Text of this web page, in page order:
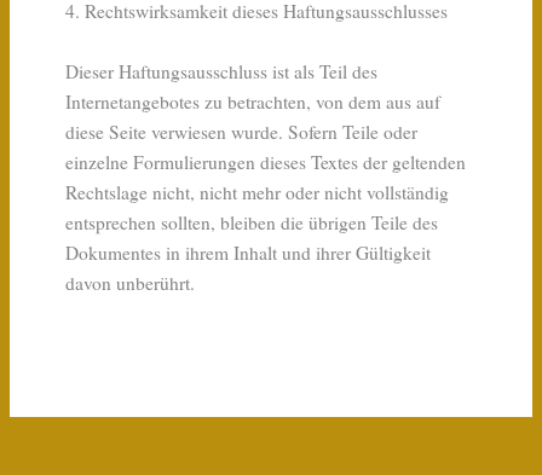
4. Rechtswirksamkeit dieses Haftungsausschlusses
Dieser Haftungsausschluss ist als Teil des
Internetangebotes zu betrachten, von dem aus auf
diese Seite verwiesen wurde. Sofern Teile oder
einzelne Formulierungen dieses Textes der geltenden
Rechtslage nicht, nicht mehr oder nicht vollständig
entsprechen sollten, bleiben die übrigen Teile des
Dokumentes in ihrem Inhalt und ihrer Gültigkeit
davon unberührt.